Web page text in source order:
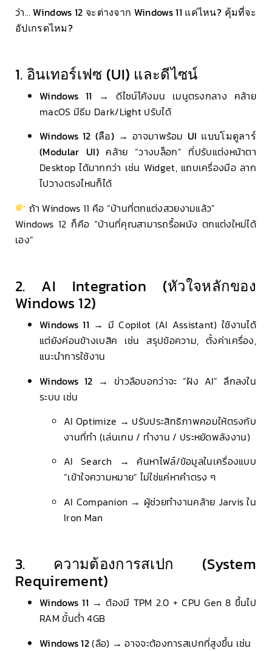
ว่า…Windows 12 จะต่างจาก Windows 11 แค่ไหน? คุ้มที่จะ
อัปเกรดไหม?
1. อินเทอร์เฟซ (UI) และดีไซน์
Windows 11 → ดีไซน์โค้งมน เมนูตรงกลาง คล้าย
macOS มีธีม Dark/Light ปรับได้
Windows 12 (ลือ)→ อาจมาพร้อม UI แบบโมดูลาร์
(Modular UI)คล้าย “วางบล็อก” ที่ปรับแต่งหน้าตา
Desktop ได้มากกว่า เช่น Widget, แถบเครื่องมือ ลาก
ไปวางตรงไหนก็ได้
ถ้า Windows 11 คือ “บ้านที่ตกแต่งสวยงามแล้ว”
Windows 12 ก็คือ “บ้านที่คุณสามารถรื้อผนัง ตกแต่งใหม่ได้
เอง”
2. AI Integration (หัวใจหลักของ
Windows 12)
Windows 11 → มี Copilot (AI Assistant) ใช้งานได้
แต่ยังค่อนข้างเบสิค เช่น สรุปข้อความ, ตั้งค่าเครื่อง,
แนะนำการใช้งาน
Windows 12 → ข่าวลือบอกว่าจะ “ฝัง AI” ลึกลงใน
ระบบ เช่น
AI Optimize → ปรับประสิทธิภาพคอมให้ตรงกับ
งานที่ทำ (เล่นเกม / ทำงาน / ประหยัดพลังงาน)
AI Search → ค้นหาไฟล์/ข้อมูลในเครื่องแบบ
“เข้าใจความหมาย” ไม่ใช่แค่หาคำตรง ๆ
AI Companion → ผู้ช่วยทำงานคล้าย Jarvis ใน
Iron Man
3. ความต้องการสเปก (System
Requirement)
Windows 11 → ต้องมี TPM 2.0 + CPU Gen 8 ขึ้นไป
RAM ขั้นต่ำ 4GB
Windows 12(ลือ) → อาจจะต้องการสเปกที่สูงขึ้น เช่น